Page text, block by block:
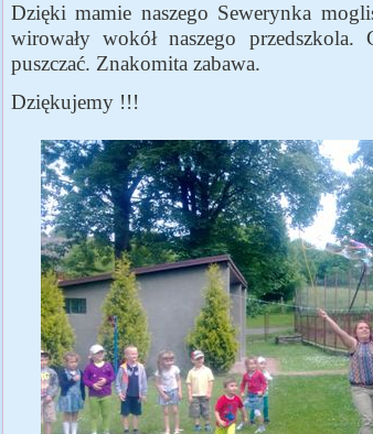
Dzięki mamie naszego Sewerynka
wirowały wokół naszego
puszczać. Znakomita zabawa.
Dziękujemy !!!